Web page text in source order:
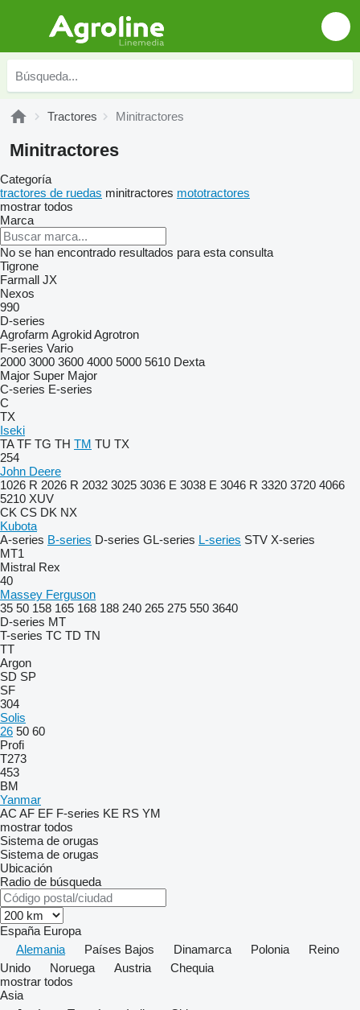
Tractores Minitractores
Minitractores
Categoría
tractores de ruedas minitractores mototractores
mostrar todos
Marca
No se han encontrado resultados para esta consulta
Tigrone
Farmall JX
Nexos
990
D-series
Agrofarm AgrokidAgrotron
F-series Vario
2000 3000 3600 4000 5000 5610 Dexta
Major Super Major
C-series E-series
C
TX
Iseki
TA TF TG TH TM TU TX
254
John Deere
1026 R 2026 R 2032 3025 3036 E 3038 E 3046 R 3320 3720 4066
5210 XUV
CK CS DK NX
Kubota
A-series B-series D-series GL-series L-series STV X-series
MT1
Mistral Rex
40
Massey Ferguson
35 50 158 165 168 188 240 265 275 550 3640
D-series MT
T-series TC TD TN
TT
Argon
SD SP
SF
304
Solis
26 50 60
Profi
T273
453
BM
Yanmar
AC AF EF F-series KE RS YM
mostrar todos
Sistema de orugas
Sistema de orugas
Ubicación
Radio de búsqueda
España Europa
Alemania
Países Bajos Dinamarca Polonia
Reino
Unido
Noruega Austria
Chequia
mostrar todos
Asia